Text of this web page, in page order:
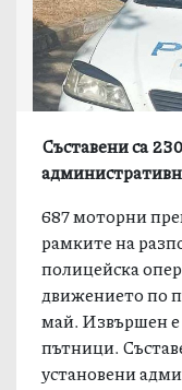
Съставени са
687 моторни
рамките на
полицейска
движението по
май. Извършен е
пътници.
установени